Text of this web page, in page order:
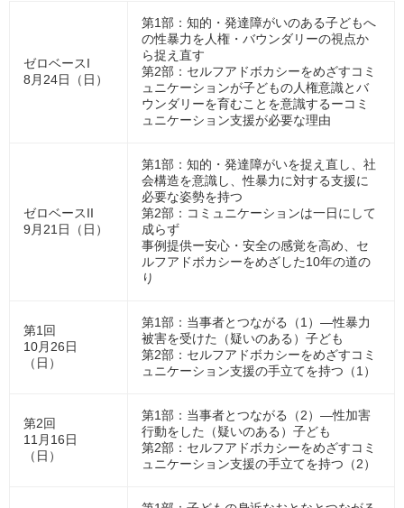
ゼロベースI
8月24日（日）
第1部：知的・発達障がいのある子どもへ
の性暴力を人権・バウンダリーの視点か
ら捉え直す
第2部：セルフアドボカシーをめざすコミ
ュニケーションが子どもの人権意識とバ
ウンダリーを育むことを意識するーコミ
ュニケーション支援が必要な理由
ゼロベースII
9月21日（日）
第1部：知的・発達障がいを捉え直し、社
会構造を意識し、性暴力に対する支援に
必要な姿勢を持つ
第2部：コミュニケーションは一日にして
成らず
事例提供ー安心・安全の感覚を高め、セ
ルフアドボカシーをめざした10年の道の
り
第1回
10月26日
（日）
第1部：当事者とつながる（1）―性暴力
被害を受けた（疑いのある）子ども
第2部：セルフアドボカシーをめざすコミ
ュニケーション支援の手立てを持つ（1）
第2回
11月16日
（日）
第1部：当事者とつながる（2）―性加害
行動をした（疑いのある）子ども
第2部：セルフアドボカシーをめざすコミ
ュニケーション支援の手立てを持つ（2）